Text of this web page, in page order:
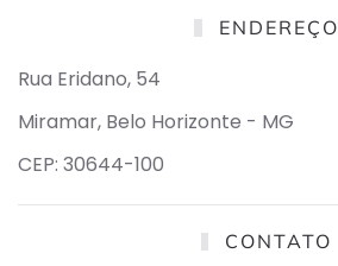
ENDEREÇO
Rua Eridano, 54
Miramar, Belo Horizonte - MG
CEP: 30644-100
CONTATO